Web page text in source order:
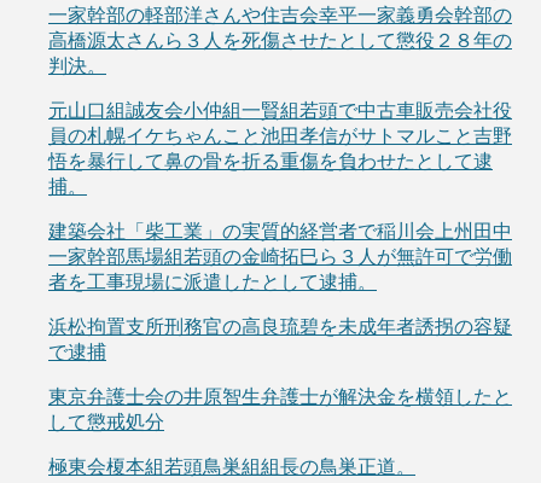
一家幹部の軽部洋さんや住吉会幸平一家義勇会幹部の
高橋源太さんら３人を死傷させたとして懲役２８年の
判決。
元山口組誠友会小仲組一賢組若頭で中古車販売会社役
員の札幌イケちゃんこと池田孝信がサトマルこと吉野
悟を暴行して鼻の骨を折る重傷を負わせたとして逮
捕。
建築会社「柴工業」の実質的経営者で稲川会上州田中
一家幹部馬場組若頭の金崎拓巳ら３人が無許可で労働
者を工事現場に派遣したとして逮捕。
浜松拘置支所刑務官の高良琉碧を未成年者誘拐の容疑
で逮捕
東京弁護士会の井原智生弁護士が解決金を横領したと
して懲戒処分
極東会榎本組若頭鳥巣組組長の鳥巣正道。